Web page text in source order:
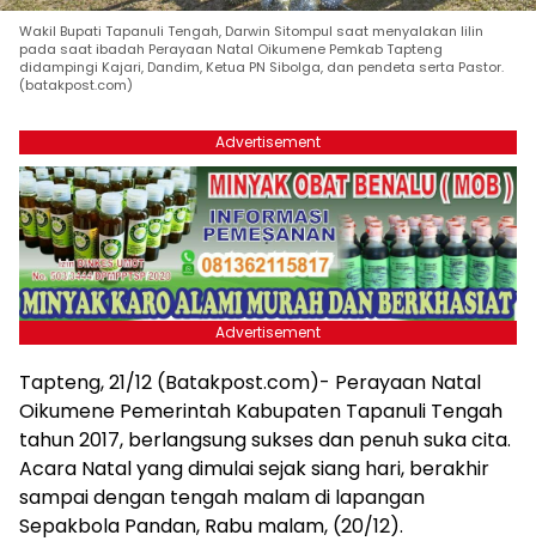
Wakil Bupati Tapanuli Tengah, Darwin Sitompul saat menyalakan lilin
pada saat ibadah Perayaan Natal Oikumene Pemkab Tapteng
didampingi Kajari, Dandim, Ketua PN Sibolga, dan pendeta serta Pastor.
(batakpost.com)
Advertisement
Advertisement
Tapteng, 21/12 (Batakpost.com)- Perayaan Natal
Oikumene Pemerintah Kabupaten Tapanuli Tengah
tahun 2017, berlangsung sukses dan penuh suka cita.
Acara Natal yang dimulai sejak siang hari, berakhir
sampai dengan tengah malam di lapangan
Sepakbola Pandan, Rabu malam, (20/12).